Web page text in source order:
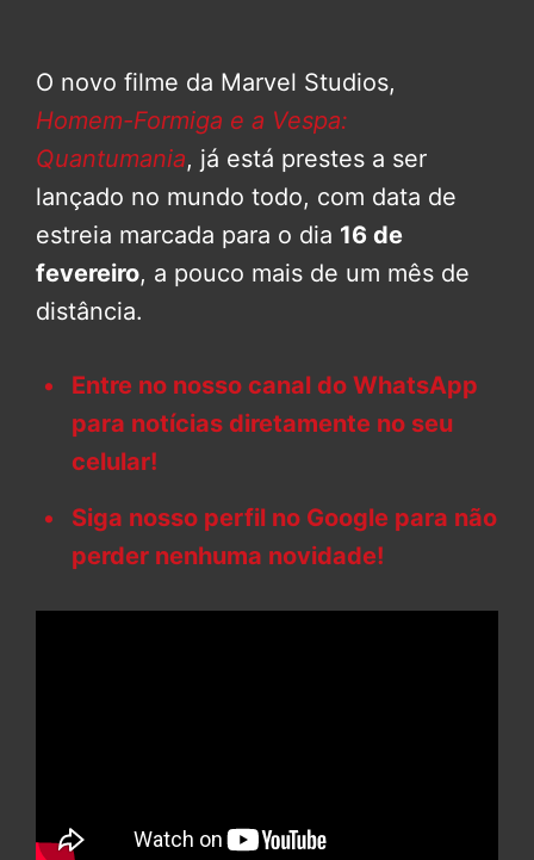
O novo filme da Marvel Studios,
Homem-Formiga e a Vespa:
Quantumania, já está prestes a ser
lançado no mundo todo, com data de
estreia marcada para o dia 16 de
fevereiro, a pouco mais de um mês de
distância.
Entre no nosso canal do WhatsApp
para notícias diretamente no seu
celular!
Siga nosso perfil no Google para não
perder nenhuma novidade!